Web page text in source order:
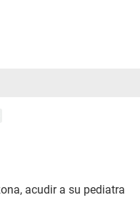
acudir a su pediatra